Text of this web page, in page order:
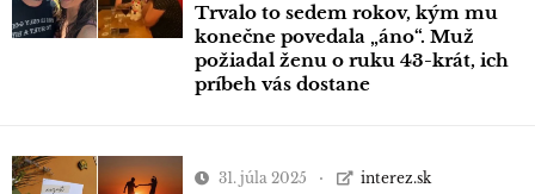
Trvalo to sedem rokov, kým mu
konečne povedala „áno“. Muž
požiadal ženu o ruku 43-krát, ich
príbeh vás dostane
31. júla 2025 interez.sk